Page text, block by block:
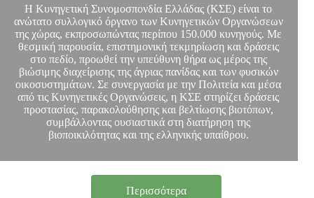
Η Κυνηγετική Συνομοσπονδία Ελλάδας (ΚΣΕ) είναι το
ανώτατο συλλογικό όργανο των Κυνηγετικών Οργανώσεων
της χώρας, εκπροσωπώντας περίπου 150.000 κυνηγούς. Με
θεσμική παρουσία, επιστημονική τεκμηρίωση και δράσεις
στο πεδίο, προωθεί την υπεύθυνη θήρα ως μέρος της
βιώσιμης διαχείρισης της άγριας πανίδας και των φυσικών
οικοσυστημάτων. Σε συνεργασία με την Πολιτεία και μέσα
από τις Κυνηγετικές Οργανώσεις, η ΚΣΕ στηρίζει δράσεις
προστασίας, παρακολούθησης και βελτίωσης βιοτόπων,
συμβάλλοντας ουσιαστικά στη διατήρηση της
βιοποικιλότητας και της ελληνικής υπαίθρου.
Περισσότερα